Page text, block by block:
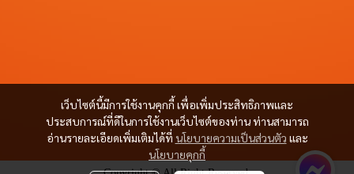
เว็บไซต์นี้มีการใช้งานคุกกี้ เพื่อเพิ่มประสิทธิภาพและ
ประสบการณ์ที่ดีในการใช้งานเว็บไซต์ของท่าน ท่านสามารถ
อ่านรายละเอียดเพิ่มเติมได้ที่ นโยบายความเป็นส่วนตัว และ
นโยบายคุกกี้